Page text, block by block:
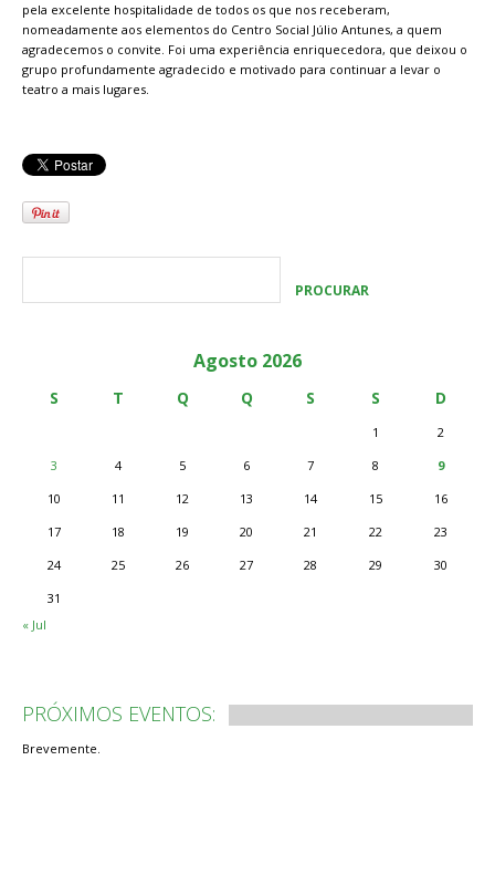
pela excelente hospitalidade de todos os que nos receberam,
nomeadamente aos elementos do Centro Social Júlio Antunes, a quem
agradecemos o convite. Foi uma experiência enriquecedora, que deixou o
grupo profundamente agradecido e motivado para continuar a levar o
teatro a mais lugares.
Agosto 2026
S T Q Q S S D
1
2
3
4 5 6 7 8
9
10
11 12 13 14 15
16
17
18 19 20 21 22
23
24
25 26 27 28 29
30
31
« Jul
PRÓXIMOS EVENTOS:
Brevemente.